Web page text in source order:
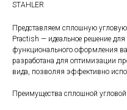
STAHLER
Представляем сплошную
Practish — идеальное решение для
функционального оформления
разработана для оптимизации
вида, позволяя эффективно
Преимущества сплошной